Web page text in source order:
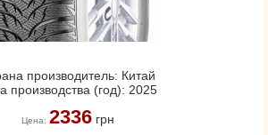
производитель: Китай
производства (год): 2025
Цена: 2336грн